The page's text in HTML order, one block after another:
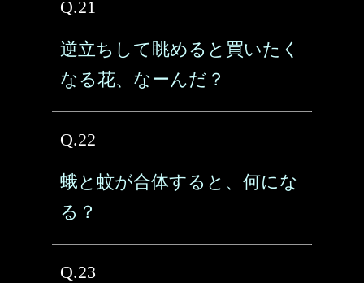
Q.21
逆立ちして眺めると買いたく
なる花、なーんだ？
Q.22
蛾と蚊が合体すると、何にな
る？
Q.23